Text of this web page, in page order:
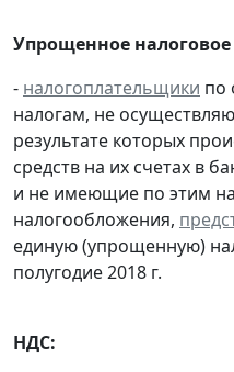
Упрощенное
- налогоплательщики по
налогам, не
результате которых
средств на их счетах в
и не имеющие по этим
налогообложения,
единую (упрощенную)
полугодие 2018 г.
НДС: